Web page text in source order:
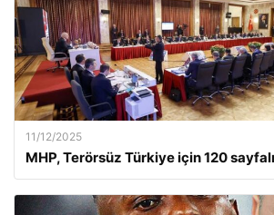
11/12/2025
MHP, Terörsüz Türkiye için 120